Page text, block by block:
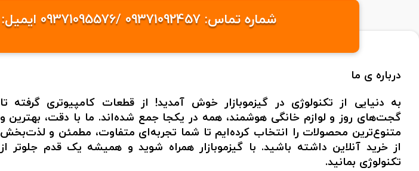
شماره تماس: 09371092457 /09371095576 ایمیل: info@gizmobazaaar.com شهر: تهران
درباره ی ما
به دنیایی از تکنولوژی در گیزموبازار خوش آمدید! از قطعات کامپیوتری گرفته تا
گجت‌های روز و لوازم خانگی هوشمند، همه در یکجا جمع شده‌اند. ما با دقت، بهترین و
متنوع‌ترین محصولات را انتخاب کرده‌ایم تا شما تجربه‌ای متفاوت، مطمئن و لذت‌بخش
از خرید آنلاین داشته باشید. با گیزموبازار همراه شوید و همیشه یک قدم جلوتر از
تکنولوژی بمانید.